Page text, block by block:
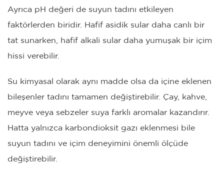
Ayrıca pH değeri de suyun tadını etkileyen
faktörlerden biridir. Hafif asidik sular daha canlı bir
tat sunarken, hafif alkali sular daha yumuşak bir içim
hissi verebilir.
Su kimyasal olarak aynı madde olsa da içine eklenen
bileşenler tadını tamamen değiştirebilir. Çay, kahve,
meyve veya sebzeler suya farklı aromalar kazandırır.
Hatta yalnızca karbondioksit gazı eklenmesi bile
suyun tadını ve içim deneyimini önemli ölçüde
değiştirebilir.